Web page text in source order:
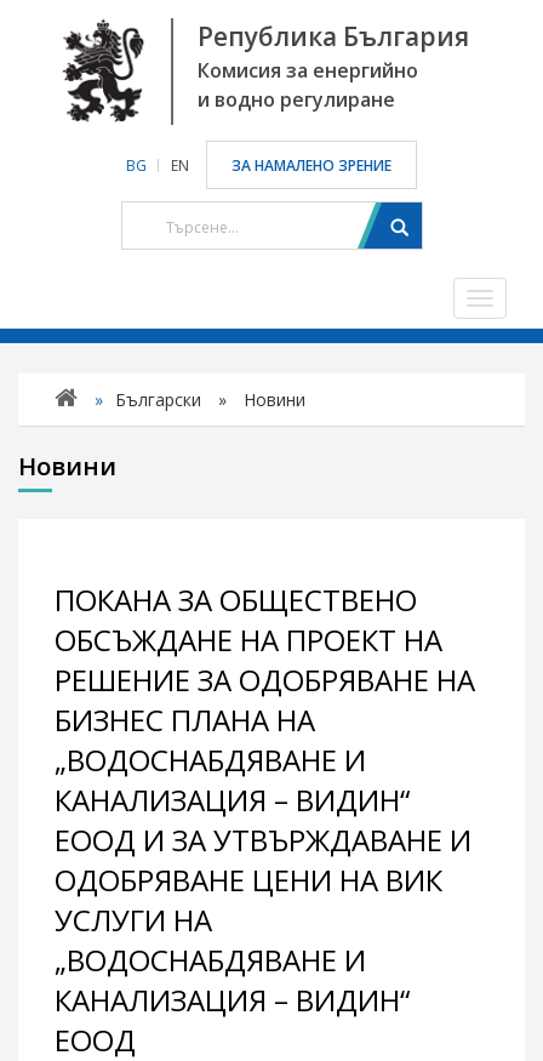
Република България
Комисия за енергийно
и водно регулиране
BG EN ЗА НАМАЛЕНО ЗРЕНИЕ
Toggle
» Български » Новини
Новини
ПОКАНА ЗА ОБЩЕСТВЕНО
ОБСЪЖДАНЕ НА ПРОЕКТ НА
РЕШЕНИЕ ЗА ОДОБРЯВАНЕ НА
БИЗНЕС ПЛАНА НА
„ВОДОСНАБДЯВАНЕ И
КАНАЛИЗАЦИЯ – ВИДИН“
ЕООД И ЗА УТВЪРЖДАВАНЕ И
ОДОБРЯВАНЕ ЦЕНИ НА ВИК
УСЛУГИ НА
„ВОДОСНАБДЯВАНЕ И
КАНАЛИЗАЦИЯ – ВИДИН“
ЕООД